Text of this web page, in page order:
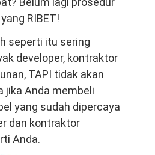
RIBET!
seperti itu sering
developer, kontraktor
TAPI tidak akan
jika Anda membeli
yang sudah dipercaya
dan kontraktor
Anda.